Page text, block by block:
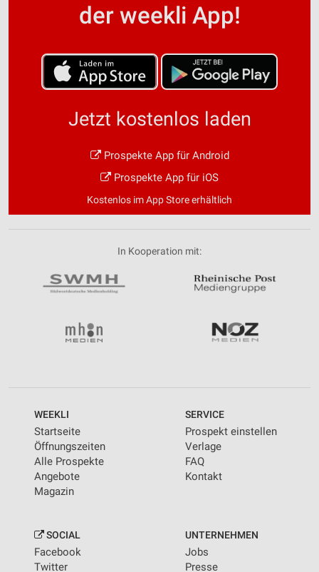
der weekli App!
Jetzt kostenlos laden
Prospekte App für Android
Prospekte App für iOS
Kostenlos im App Store erhältlich
In Kooperation mit:
WEEKLI
Startseite
Öffnungszeiten
Alle Prospekte
Angebote
Magazin
SERVICE
Prospekt einstellen
Verlage
FAQ
Kontakt
SOCIAL
Facebook
Twitter
UNTERNEHMEN
Jobs
Presse